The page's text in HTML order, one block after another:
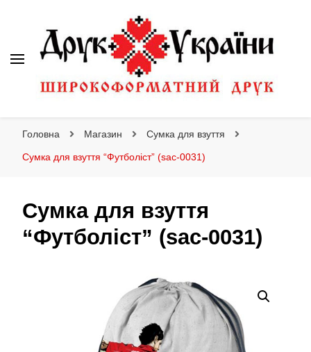
Головна Магазин Сумка для взуття
Сумка для взуття “Футболіст” (sac-0031)
Сумка для взуття
“Футболіст” (sac-0031)